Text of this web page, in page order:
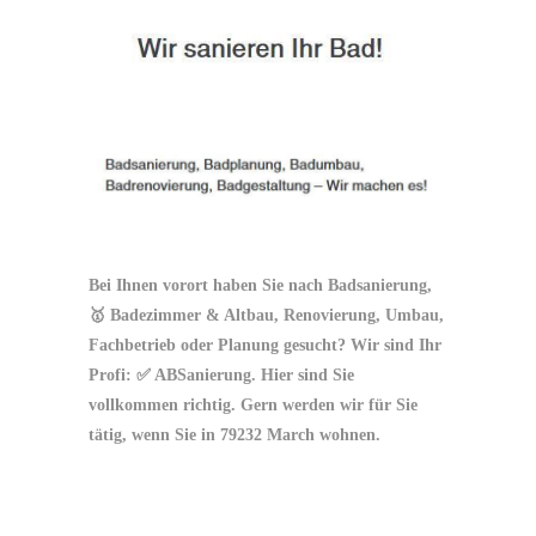
Bei Ihnen vorort haben Sie nach Badsanierung,
🥇 Badezimmer & Altbau, Renovierung, Umbau,
Fachbetrieb oder Planung gesucht? Wir sind Ihr
Profi: ✅ ABSanierung. Hier sind Sie
vollkommen richtig. Gern werden wir für Sie
tätig, wenn Sie in 79232 March wohnen.